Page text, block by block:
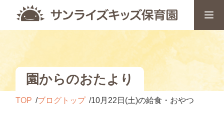
園からのおたより
TOP ブログトップ 10月22日(土)の給食・おやつ